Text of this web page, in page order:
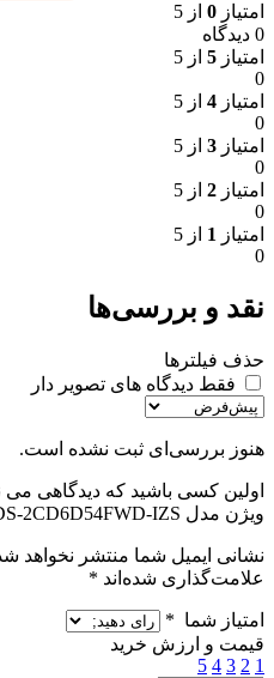
امتیاز 0 از 5
0 دیدگاه
امتیاز 5 از 5
0
امتیاز 4 از 5
0
امتیاز 3 از 5
0
امتیاز 2 از 5
0
امتیاز 1 از 5
0
نقد و بررسی‌ها
حذف فیلترها
فقط دیدگاه های تصویر دار
هنوز بررسی‌ای ثبت نشده است.
اولین کسی باشید که دیدگاهی می
ویژن مدل DS-2CD6D54FWD-IZS”
نشانی ایمیل شما منتشر نخواهد
علامت‌گذاری شده‌اند *
امتیاز شما *
قیمت و ارزش خرید
1
2
3
4
5